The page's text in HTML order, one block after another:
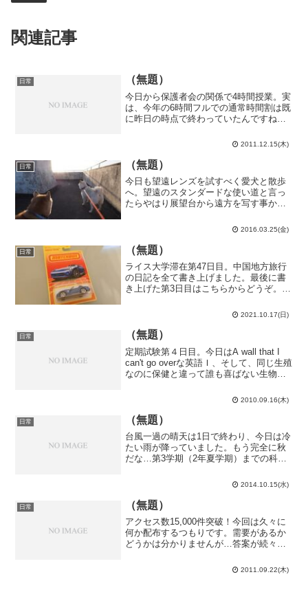
関連記事
日常 （無題）
今日から保護者会の関係で4時間授業。実
は、今年の6時間フルでの通常時間割は既
に昨日の時点で終わっていたんですね。
長い放課後は部活…ではなく討論会実行
委員会。旭丘からの提言を全体の流れも
鑑みて校正しました。...
2011.12.15(木)
日常 （無題）
今日も望遠レンズを試すべく愛犬と散歩
へ。望遠のスタンダードな使い道と言っ
たらやはり展望台から遠方を写す事かと
んだ大曽公園へ。1時間半程掛かって大曽
ど、自宅の裏の任坊山公園...
2016.03.25(金)
日常 （無題）
ライス大学滞在第47日目。中国地方旅行
の日記を全て書き上げました。最後に書
き上げた第3日目はこちらからどうぞ。思
どんが食べたくなってきてしまった…今
日は日記を書いたり、本屋やスーパーへ
行ったりしてのんびり...
2021.10.17(日)
日常 （無題）
定期試験第４日目。今日はA wall that I
can't go overな英語Ｉ、そして、同じ生殖
なのに保健と違って誰も喜ばない生物で
でした。The listening comprehension ...
2010.09.16(木)
日常 （無題）
台風一過の晴天は1日で終わり、今日は冷
たい雨が降っていました。もう完全に秋
だな…第3学期（2年夏学期）までの科目
初級（第三外国語）は言った通りちゃん
と100点でしたよ。あと、現代物理学のレ
ポートの自由課題...
2014.10.15(水)
日常 （無題）
アクセス数15,000件突破！今回は久々に
何か配布するつもりです。需要があるか
どうかは分かりませんが…答案が続々返
砕。数学ⅡＣは辛うじて前回のポジショ
ンを保ちました。現在、点数順に並べる
2011.09.22(木)